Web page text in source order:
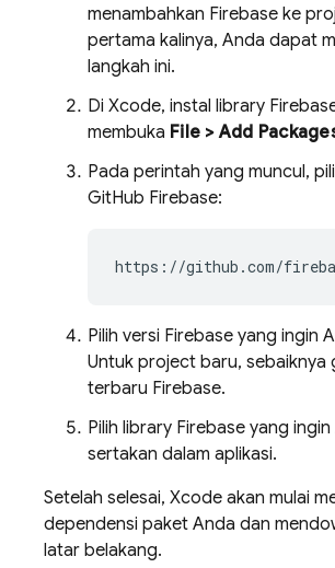
menambahkan Firebase ke
pertama kalinya, Anda dapat
langkah ini.
Di Xcode, instal library
membuka File > Add
Pada perintah yang muncul,
GitHub Firebase:
Pilih versi Firebase yang ingin
Untuk project baru, sebaiknya
terbaru Firebase.
Pilih library Firebase yang
sertakan dalam aplikasi.
Setelah selesai, Xcode akan mulai
dependensi paket Anda dan
latar belakang.